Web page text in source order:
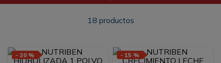
18 productos
- 20 % - 15 %